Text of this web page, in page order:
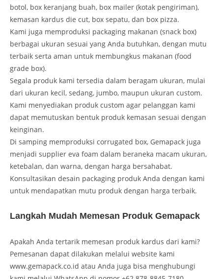
botol, box keranjang buah, box mailer (kotak pengiriman),
kemasan kardus die cut, box sepatu, dan box pizza.
Kami juga memproduksi packaging makanan (snack box)
berbagai ukuran sesuai yang Anda butuhkan, dengan mutu
terbaik serta aman untuk membungkus makanan (food
grade box).
Segala produk kami tersedia dalam beragam ukuran, mulai
dari ukuran kecil, sedang, jumbo, maupun ukuran custom.
Kami menyediakan produk custom agar pelanggan kami
dapat memutuskan bentuk produk kemasan sesuai dengan
keinginan.
Di samping memproduksi corrugated box, Gemapack juga
menjadi supplier eva foam dalam beraneka macam ukuran,
ketebalan, dan warna, dengan harga bersahabat.
Konsultasikan desain packaging produk Anda dengan kami
untuk mendapatkan mutu produk dengan harga terbaik.
Langkah Mudah Memesan Produk Gemapack
Apakah Anda tertarik memesan produk kardus dari kami?
Pemesanan dapat dilakukan melalui website kami
www.gemapack.co.id atau Anda juga bisa menghubungi